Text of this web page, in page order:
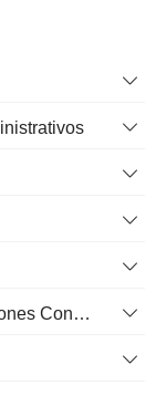
Margen % de Resultado de Operaciones Continuas